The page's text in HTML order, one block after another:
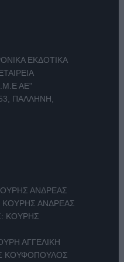
ΕΚΔΟΤΙΚΑ
ΑΕ"
ΠΑΛΛΗΝΗ,
ΑΝΔΡΕΑΣ
ΚΟΥΡΗΣ ΑΝΔΡΕΑΣ
ΚΟΥΡΗΣ
ΑΓΓΕΛΙΚΗ
ΚΟΥΦΟΠΟΥΛΟΣ